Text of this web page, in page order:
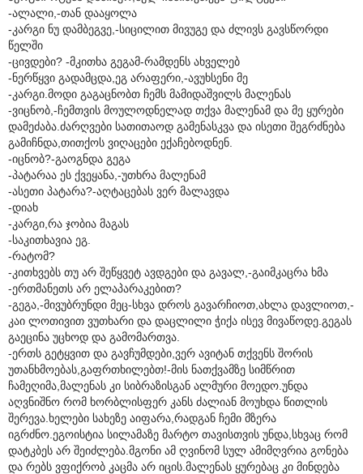
-ალალი,-თან დააყოლა
-კარგი ნუ დამბეგვე,-სიცილით მივუგე და ძლივს გავსწორდი
წელში
-ცივდები? -მკითხა გეგამ-რამდენს ახველებ
-ნერწყვი გადამცდა,ეგ არაფერი,-ავუხსენი მე
-კარგი.მოდი გაგაცნობთ ჩემს მამიდაშვილს მალენას
-ვიცნობ,-ჩემთვის მოულოდნელად თქვა მალენამ და მე ყურები
დამეძაბა.ძარღვები სათითაოდ გამენასკვა და ისეთი შეგრძნება
გამიჩნდა,თითქოს ვიღაცები ექაჩებოდნენ.
-იცნობ?-გაოგნდა გეგა
-პატარაა ეს ქვეყანა,-უთხრა მალენამ
-ასეთი პატარა?-აღტაცებას ვერ მალავდა
-დიახ
-კარგი,რა ჯობია მაგას
-საკითხავია ეგ.
-რატომ?
-კითხვებს თუ არ შეწყვეტ ავდგები და გავალ,-გაიმკაცრა ხმა
-ერთმანეთს არ ელაპარაკებით?
-გეგა,-მივუბრუნდი მეც-სხვა დროს გავარჩიოთ,ახლა დავლიოთ,-
კაი ლოთივით ვუთხარი და დაცლილი ჭიქა ისევ მივაწოდე.გეგას
გაეცინა უცხოდ და გამომართვა.
-ერთს გეტყვით და გავჩუმდები,ვერ ავიტან თქვენს შორის
უთანხმოებას,გაფრთხილებთ!-მის ნათქვამზე სიმწრით
ჩამეღიმა,მალენას კი სიბრაზისგან ალმური მოედო.უნდა
აღვნიშნო რომ ხორბლისფერ კანს ძალიან მოუხდა წითლის
შერევა.ხელები სახეზე აიფარა,რადგან ჩემი მზერა
იგრძნო.ეგოისტია სილამაზე მარტო თავისთვის უნდა,სხვაც რომ
დატკბეს არ შეიძლება.მგონი ამ ღვინომ სულ ამიმღვრია გონება
და რებს ვფიქრობ კაცმა არ იცის.მალენას ყურებაც კი მინდება